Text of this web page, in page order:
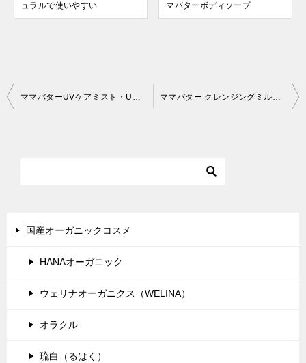
ュラルで使いやすい
マバターボディソープ
投
シ
ママバターUVケアミスト・UVケアミスト アロマインは使いやすい日焼け止め ママバター クレンジングミルクは日常使いにとってもいいクレンジングミルク
国産オーガニックコスメ
HANAオーガニック
ウェリナオーガニクス（WELINA）
オラクル
琉白（るはく）